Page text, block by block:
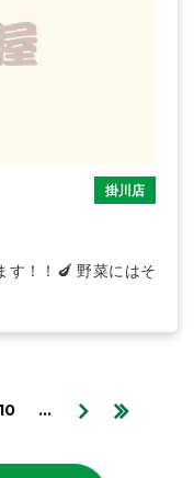
掛川店
す！！🍆 野菜にはそ
10 ...